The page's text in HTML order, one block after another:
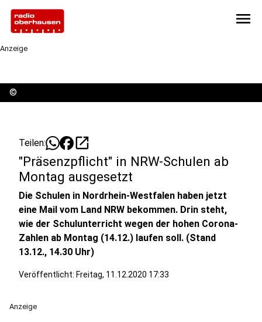
menu
Anzeige
©
Teilen: open_in_new
"Präsenzpflicht" in NRW-Schulen ab
Montag ausgesetzt
Die Schulen in Nordrhein-Westfalen haben jetzt
eine Mail vom Land NRW bekommen. Drin steht,
wie der Schulunterricht wegen der hohen Corona-
Zahlen ab Montag (14.12.) laufen soll. (Stand
13.12., 14.30 Uhr)
Veröffentlicht: Freitag, 11.12.2020 17:33
Anzeige